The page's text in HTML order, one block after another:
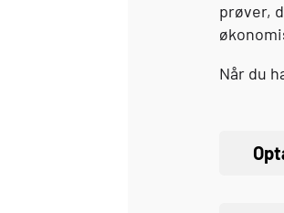
prøver,
Når du